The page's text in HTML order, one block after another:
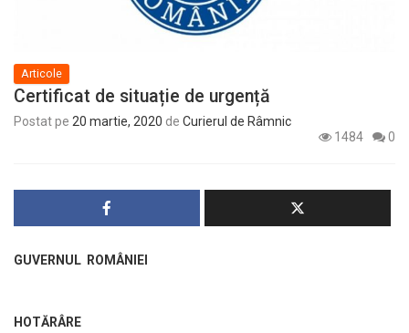
Articole
Certificat de situație de urgență
Postat pe 20 martie, 2020 de Curierul de Râmnic
1484
0
GUVERNUL ROMÂNIEI
HOTĂRÂRE